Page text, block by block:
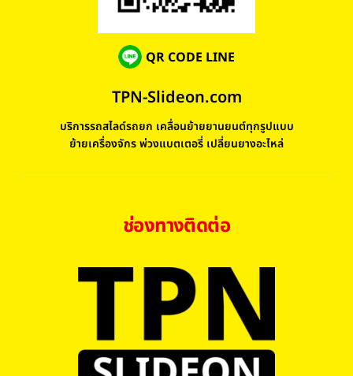
QR CODE LINE
TPN-Slideon.com
บริการรถสไลด์รถยก เคลื่อนย้ายยานยนต์ทุกรูปแบบ
ย้ายเครื่องจักร พ่วงแบตเตอรี่ เปลี่ยนยางอะไหล่
ช่องทางติดต่อ